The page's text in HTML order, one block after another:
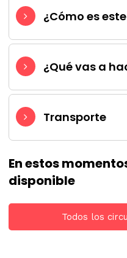
¿Cómo es
¿Qué vas a
Transporte
En estos
disponible
Todos los